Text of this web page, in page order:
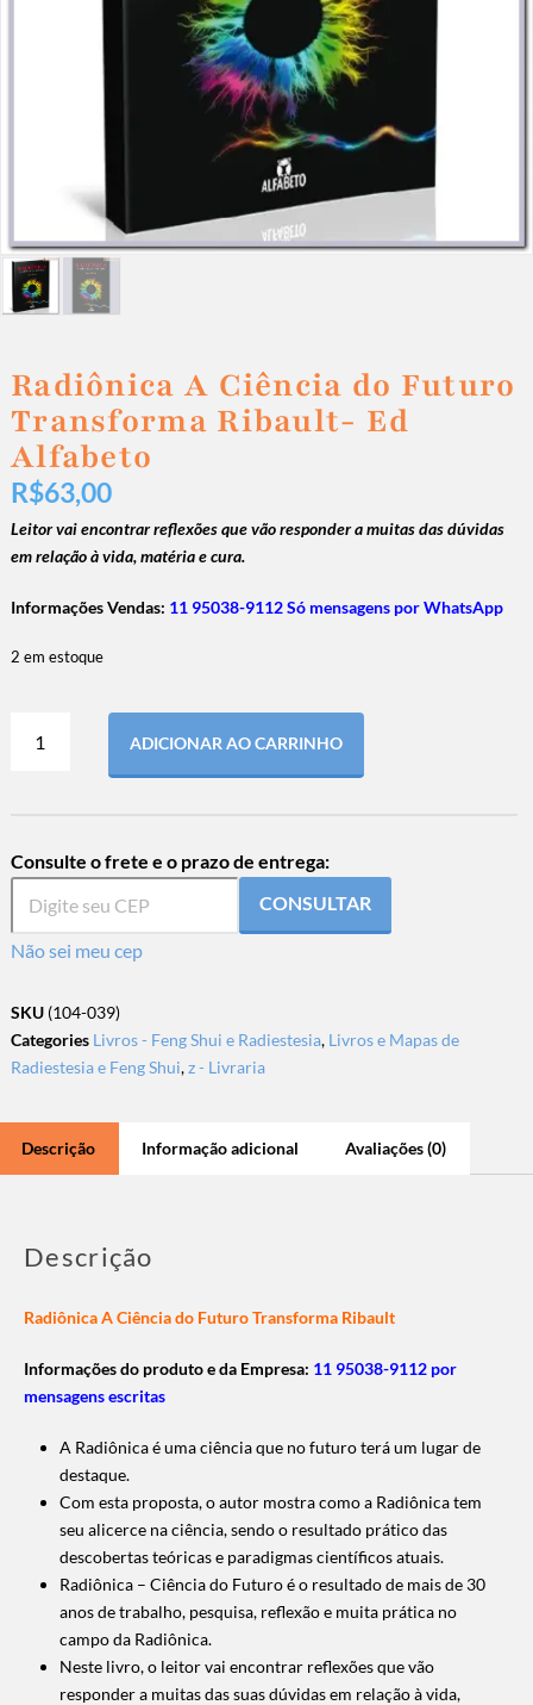
Radiônica A Ciência do Futuro
Transforma Ribault- Ed
Alfabeto
R$63,00
Leitor vai encontrar reflexões que vão responder a muitas das dúvidas
em relação à vida, matéria e cura.
Informações Vendas: 11 95038-9112 Só mensagens por WhatsApp
2 em estoque
ADICIONAR AO CARRINHO
Consulte o frete e o prazo de entrega:
CONSULTAR
Não sei meu cep
SKU (104-039)
Categories Livros - Feng Shui e Radiestesia, Livros e Mapas de
Radiestesia e Feng Shui,z - Livraria
Descrição Informação adicional Avaliações (0)
Descrição
Radiônica A Ciência do Futuro Transforma Ribault
Informações do produto e da Empresa: 11 95038-9112 por
mensagens escritas
A Radiônica é uma ciência que no futuro terá um lugar de
destaque.
Com esta proposta, o autor mostra como a Radiônica tem
seu alicerce na ciência, sendo o resultado prático das
descobertas teóricas e paradigmas científicos atuais.
Radiônica – Ciência do Futuro é o resultado de mais de 30
anos de trabalho, pesquisa, reflexão e muita prática no
campo da Radiônica.
Neste livro, o leitor vai encontrar reflexões que vão
responder a muitas das suas dúvidas em relação à vida,